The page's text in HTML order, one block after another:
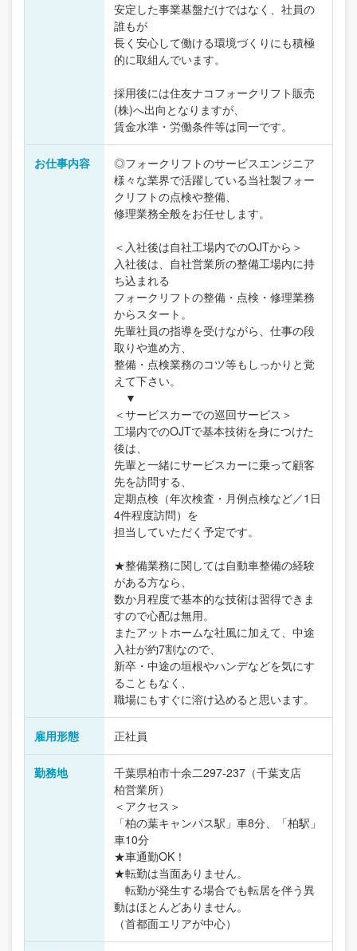
安定した事業基盤だけではなく、社員の
誰もが
長く安心して働ける環境づくりにも積極
的に取組んでいます。
採用後には住友ナコフォークリフト販売
(株)へ出向となりますが、
賃金水準・労働条件等は同一です。
お仕事内容
◎フォークリフトのサービスエンジニア
様々な業界で活躍している当社製フォー
クリフトの点検や整備、
修理業務全般をお任せします。
＜入社後は自社工場内でのOJTから＞
入社後は、自社営業所の整備工場内に持
ち込まれる
フォークリフトの整備・点検・修理業務
からスタート。
先輩社員の指導を受けながら、仕事の段
取りや進め方、
整備・点検業務のコツ等もしっかりと覚
えて下さい。
▼
＜サービスカーでの巡回サービス＞
工場内でのOJTで基本技術を身につけた
後は、
先輩と一緒にサービスカーに乗って顧客
先を訪問する、
定期点検（年次検査・月例点検など／1日
4件程度訪問）を
担当していただく予定です。
★整備業務に関しては自動車整備の経験
がある方なら、
数か月程度で基本的な技術は習得できま
すので心配は無用。
またアットホームな社風に加えて、中途
入社が約7割なので、
新卒・中途の垣根やハンデなどを気にす
ることもなく、
職場にもすぐに溶け込めると思います。
雇用形態 正社員
勤務地
千葉県柏市十余二297-237（千葉支店
柏営業所）
＜アクセス＞
「柏の葉キャンパス駅」車8分、「柏駅」
車10分
★車通勤OK！
★転勤は当面ありません。
転勤が発生する場合でも転居を伴う異
動はほとんどありません。
（首都面エリアが中心）